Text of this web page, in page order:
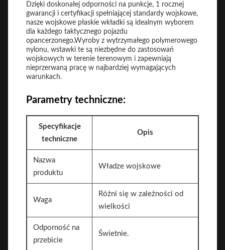
Dzięki doskonałej odporności na punkcje, 1 rocznej
gwarancji i certyfikacji spełniającej standardy wojskowe,
nasze wojskowe płaskie wkładki są idealnym wyborem
dla każdego taktycznego pojazdu
opancerzonego.Wyroby z wytrzymałego polymerowego
nylonu, wstawki te są niezbędne do zastosowań
wojskowych w terenie terenowym i zapewniają
nieprzerwaną pracę w najbardziej wymagających
warunkach.
Parametry techniczne:
Specyfikacje
techniczne
Opis
Nazwa
produktu
Władze wojskowe
Waga
Różni się w zależności od
wielkości
Odporność na
przebicie
Świetnie.